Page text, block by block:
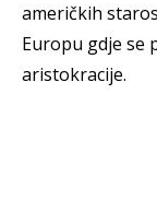
američkih
Europu gdje se
aristokracije.